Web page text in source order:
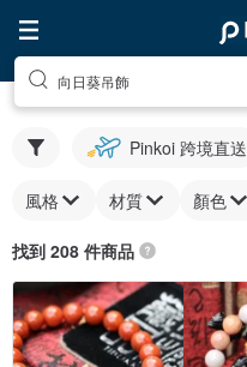
向日葵吊飾
Pinkoi 跨境直送
風格 材質 顏色
找到 208 件商品